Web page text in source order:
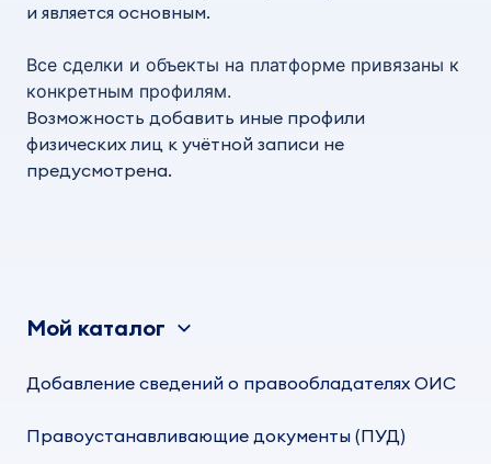
и является основным.
Все сделки и объекты на платформе привязаны к
конкретным профилям.
Возможность добавить иные профили
физических лиц к учётной записи не
предусмотрена.
Мой каталог
Добавление сведений о правообладателях ОИС
Правоустанавливающие документы (ПУД)